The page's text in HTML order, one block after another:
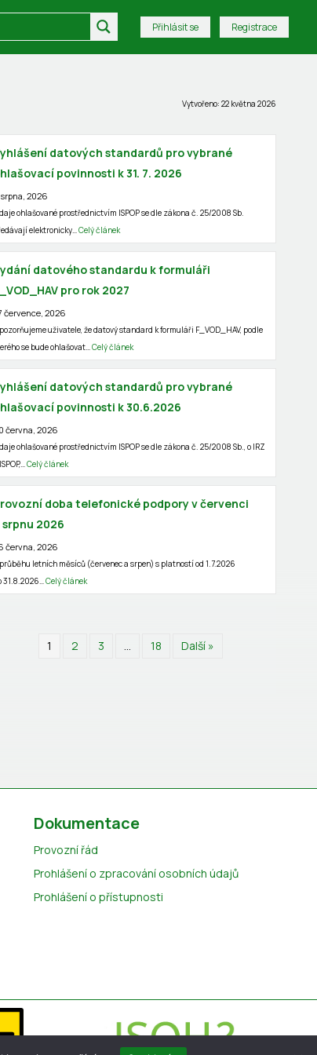
Přihlásit se Registrace
Vytvořeno: 22 května 2026
datových standardů pro vybrané
povinnosti k 31. 7. 2026
2026
ohlašované prostřednictvím ISPOP se dle zákona č. 25/2008 Sb.
elektronicky…Celý článek
datového standardu k formuláři
pro rok 2027
července, 2026
uživatele, že datový standard k formuláři F_VOD_HAV, podle
se bude ohlašovat…Celý článek
datových standardů pro vybrané
povinnosti k 30.6.2026
června, 2026
ohlašované prostřednictvím ISPOP se dle zákona č. 25/2008 Sb., o IRZ
Celý článek
doba telefonické podpory v červenci
srpnu 2026
června, 2026
letních měsíců (červenec a srpen) s platností od 1.7.2026
31.8.2026…Celý článek
1 2 3 … 18 Další »
Dokumentace
Provozní řád
Prohlášení o zpracování osobních údajů
Prohlášení o přístupnosti